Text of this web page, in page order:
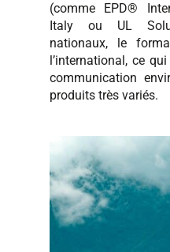
(comme EPD®
Italy ou UL
nationaux, le
l’international, ce
communication
produits très variés.